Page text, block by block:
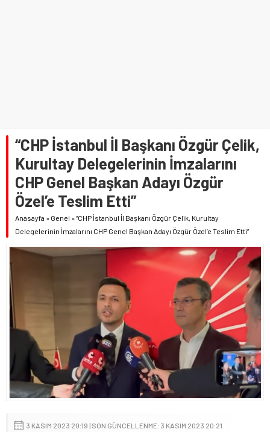
“CHP İstanbul İl Başkanı Özgür Çelik,
Kurultay Delegelerinin İmzalarını
CHP Genel Başkan Adayı Özgür
Özel’e Teslim Etti”
Anasayfa » Genel »“CHP İstanbul İl Başkanı Özgür Çelik, Kurultay
Delegelerinin İmzalarını CHP Genel Başkan Adayı Özgür Özel’e Teslim Etti”
3 KASIM 2023 20:19 | SON GÜNCELLENME: 3 KASIM 2023 20:21